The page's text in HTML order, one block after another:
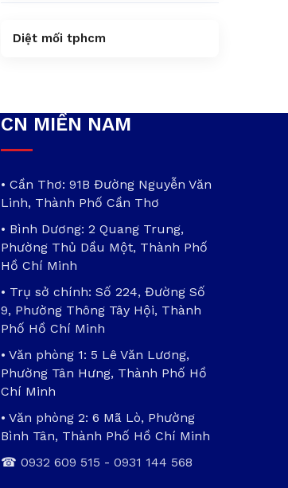
Diệt mối tphcm
CN MIỀN NAM
• Cần Thơ: 91B Đường Nguyễn Văn
Linh, Thành Phố Cần Thơ
• Bình Dương: 2 Quang Trung,
Phường Thủ Dầu Một, Thành Phố
Hồ Chí Minh
• Trụ sở chính: Số 224, Đường Số
9, Phường Thông Tây Hội, Thành
Phố Hồ Chí Minh
• Văn phòng 1: 5 Lê Văn Lương,
Phường Tân Hưng, Thành Phố Hồ
Chí Minh
• Văn phòng 2: 6 Mã Lò, Phường
Bình Tân, Thành Phố Hồ Chí Minh
☎ 0932 609 515 - 0931 144 568